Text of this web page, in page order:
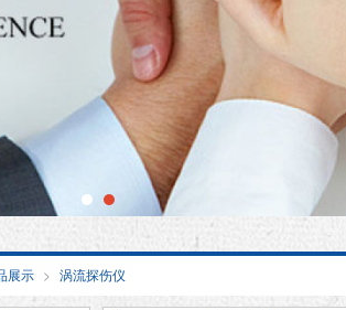
展示 > 涡流探伤仪